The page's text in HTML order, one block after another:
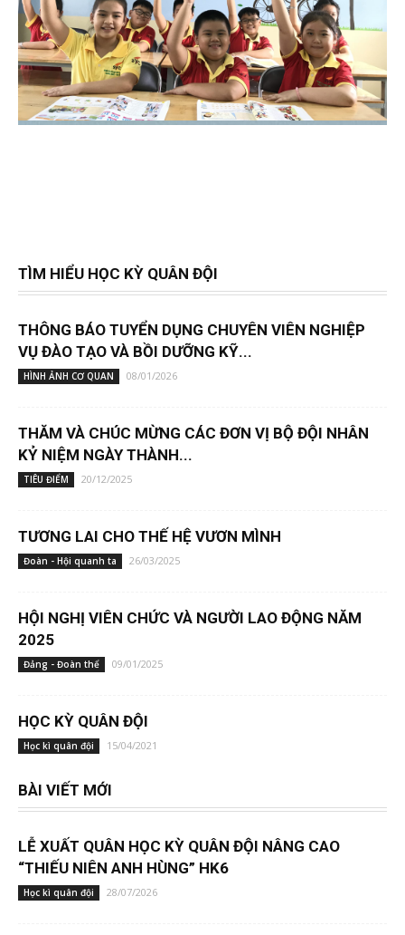
TÌM HIỂU HỌC KỲ QUÂN ĐỘI
THÔNG BÁO TUYỂN DỤNG CHUYÊN VIÊN NGHIỆP
VỤ ĐÀO TẠO VÀ BỒI DƯỠNG KỸ...
HÌNH ẢNH CƠ QUAN 08/01/2026
THĂM VÀ CHÚC MỪNG CÁC ĐƠN VỊ BỘ ĐỘI NHÂN
KỶ NIỆM NGÀY THÀNH...
TIÊU ĐIỂM 20/12/2025
TƯƠNG LAI CHO THẾ HỆ VƯƠN MÌNH
Đoàn - Hội quanh ta 26/03/2025
HỘI NGHỊ VIÊN CHỨC VÀ NGƯỜI LAO ĐỘNG NĂM
2025
Đảng - Đoàn thể 09/01/2025
HỌC KỲ QUÂN ĐỘI
Học kì quân đội 15/04/2021
BÀI VIẾT MỚI
LỄ XUẤT QUÂN HỌC KỲ QUÂN ĐỘI NÂNG CAO
“THIẾU NIÊN ANH HÙNG” HK6
Học kì quân đội 28/07/2026